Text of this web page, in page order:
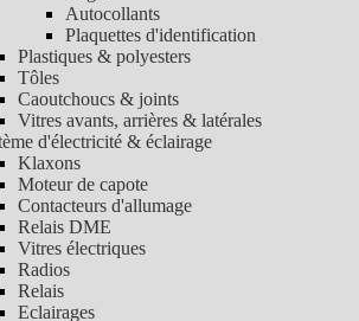
Autocollants
Plaquettes d'identification
Plastiques & polyesters
Tôles
Caoutchoucs & joints
Vitres avants, arrières & latérales
d'électricité & éclairage
Klaxons
Moteur de capote
Contacteurs d'allumage
Relais DME
Vitres électriques
Radios
Relais
Eclairages